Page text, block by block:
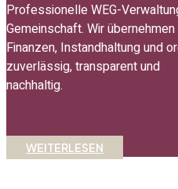
Professionelle WEG-
Gemeinschaft. Wir übernehmen
Finanzen, Instandhaltung und
zuverlässig, transparent und
nachhaltig.
WEITERLESEN